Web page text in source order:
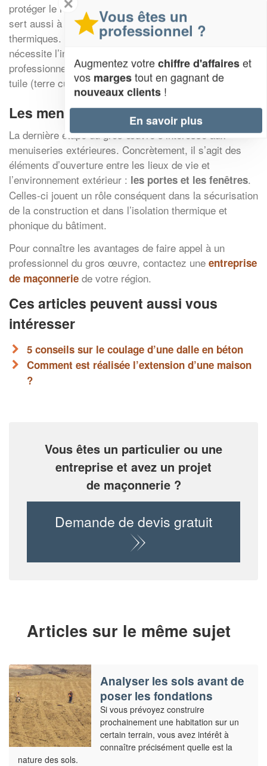
protéger le reste de la maison des intempéries. Elle
sert aussi à isoler le bâti en réduisant les déperditions
thermiques. Elément esthétique indéniable, la toiture
nécessite l’intervention et les connaissances d’un
professionnel y compris pour sélectionner les types de
tuile (terre cuite, béton, ardoises, bois, zinc).
Les menuiseries extérieures
La dernière étape du gros œuvre s’intéresse aux
menuiseries extérieures. Concrètement, il s’agit des
éléments d’ouverture entre les lieux de vie et
l’environnement extérieur : les portes et les fenêtres.
Celles-ci jouent un rôle conséquent dans la sécurisation
de la construction et dans l’isolation thermique et
phonique du bâtiment.
Pour connaître les avantages de faire appel à un
professionnel du gros œuvre, contactez une entreprise
de maçonnerie de votre région.
Ces articles peuvent aussi vous
intéresser
5 conseils sur le coulage d’une dalle en béton
Comment est réalisée l’extension d’une maison
?
Vous êtes un particulier ou une
entreprise et avez un projet
de maçonnerie ?
Demande de devis gratuit
Articles sur le même sujet
Analyser les sols avant de
poser les fondations
Si vous prévoyez construire
prochainement une habitation sur un
certain terrain, vous avez intérêt à
connaître précisément quelle est la
nature des sols.
Vous êtes un
professionnel ?
Augmentez votrechiffre d'affaireset
vos margestout en gagnant de
nouveaux clients !
En savoir plus